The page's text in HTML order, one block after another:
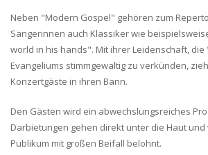
Neben "Modern Gospel" gehören zum
Sängerinnen auch Klassiker wie
world in his hands". Mit ihrer Leidenschaft,
Evangeliums stimmgewaltig zu verkünden,
Konzertgäste in ihren Bann.
Den Gästen wird ein abwechslungsreiches
Darbietungen gehen direkt unter die Haut und
Publikum mit großen Beifall belohnt.